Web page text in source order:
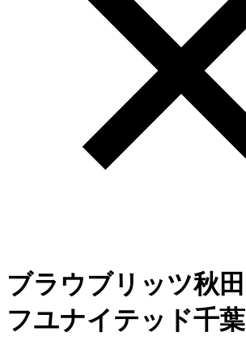
ブラウブリッツ秋田
フユナイテッド千葉